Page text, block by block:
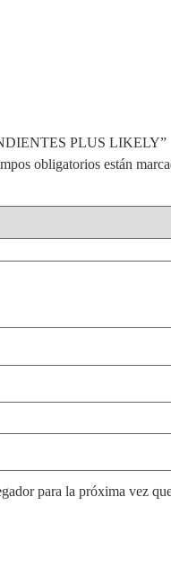
PLUS LIKELY”
obligatorios están
para la próxima vez